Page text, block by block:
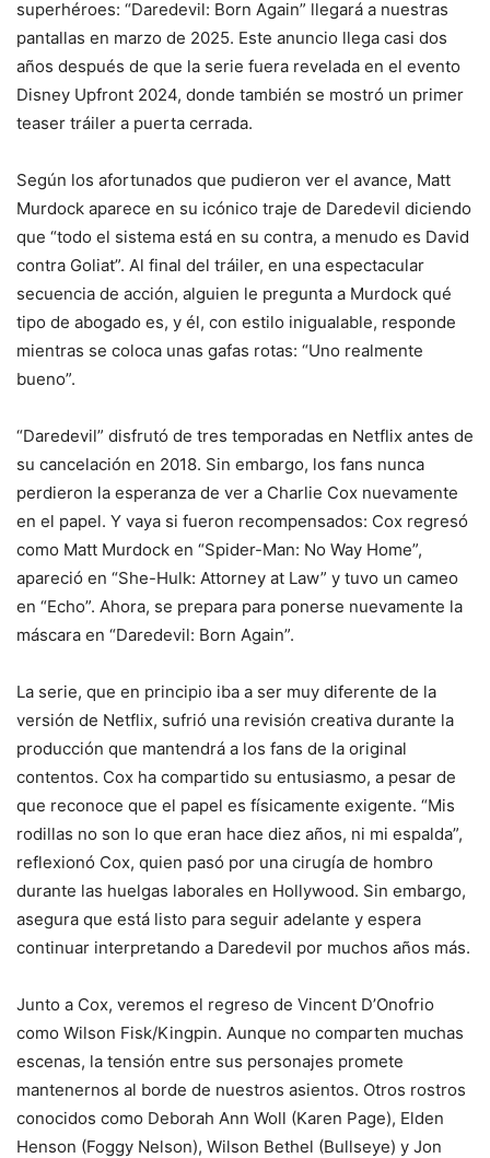
superhéroes: “Daredevil: Born Again” llegará a nuestras
pantallas en marzo de 2025. Este anuncio llega casi dos
años después de que la serie fuera revelada en el evento
Disney Upfront 2024, donde también se mostró un primer
teaser tráiler a puerta cerrada.
Según los afortunados que pudieron ver el avance, Matt
Murdock aparece en su icónico traje de Daredevil diciendo
que “todo el sistema está en su contra, a menudo es David
contra Goliat”. Al final del tráiler, en una espectacular
secuencia de acción, alguien le pregunta a Murdock qué
tipo de abogado es, y él, con estilo inigualable, responde
mientras se coloca unas gafas rotas: “Uno realmente
bueno”.
“Daredevil” disfrutó de tres temporadas en Netflix antes de
su cancelación en 2018. Sin embargo, los fans nunca
perdieron la esperanza de ver a Charlie Cox nuevamente
en el papel. Y vaya si fueron recompensados: Cox regresó
como Matt Murdock en “Spider-Man: No Way Home”,
apareció en “She-Hulk: Attorney at Law” y tuvo un cameo
en “Echo”. Ahora, se prepara para ponerse nuevamente la
máscara en “Daredevil: Born Again”.
La serie, que en principio iba a ser muy diferente de la
versión de Netflix, sufrió una revisión creativa durante la
producción que mantendrá a los fans de la original
contentos. Cox ha compartido su entusiasmo, a pesar de
que reconoce que el papel es físicamente exigente. “Mis
rodillas no son lo que eran hace diez años, ni mi espalda”,
reflexionó Cox, quien pasó por una cirugía de hombro
durante las huelgas laborales en Hollywood. Sin embargo,
asegura que está listo para seguir adelante y espera
continuar interpretando a Daredevil por muchos años más.
Junto a Cox, veremos el regreso de Vincent D’Onofrio
como Wilson Fisk/Kingpin. Aunque no comparten muchas
escenas, la tensión entre sus personajes promete
mantenernos al borde de nuestros asientos. Otros rostros
conocidos como Deborah Ann Woll (Karen Page), Elden
Henson (Foggy Nelson), Wilson Bethel (Bullseye) y Jon